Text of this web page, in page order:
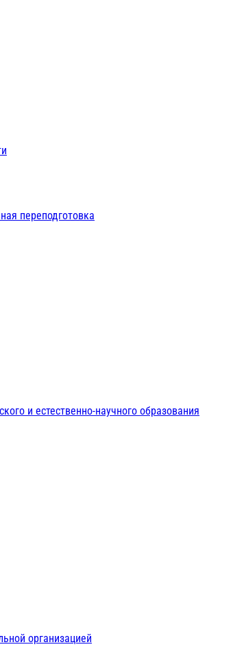
переподготовка
и естественно-научного образования
организацией